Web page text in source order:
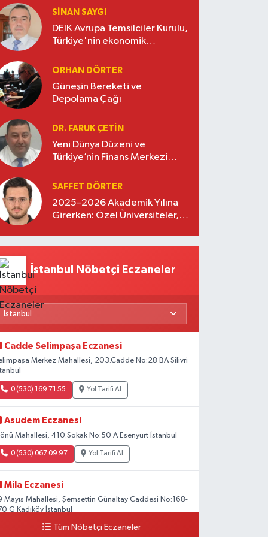
SINAN SAYGI
DEİK Avrupa Temsilciler Kurulu,
Türkiye'nin ekonomik
oluşturuyor
ORHAN DÖRTER
Güneşin Bereketi ve
Depolama Çağı
DR. FARUK ÇETİN
Yeni Dünya Düzeni ve
Türkiye’nin Finans Merkezi
SAFFET DÖRTER
2025–2026 Akademik Yılına
Girerken: Özel Üniversiteler,
İstanbul Nöbetçi Eczaneler
Cadde Selimpaşa Eczanesi
Merkez Mahallesi, 203.Cadde No:28 BA Silivri
0 (530) 169 71 55 Yol Tarifi Al
Asudem Eczanesi
Mahallesi, 410.Sokak No:50 A Esenyurt İstanbul
0 (530) 067 09 97 Yol Tarifi Al
Mila Eczanesi
Mayıs Mahallesi, Şemsettin Günaltay Caddesi No:168-
G Kadıköy İstanbul
0 (216) 514 23 73 Yol Tarifi Al
Tüm Nöbetçi Eczaneler